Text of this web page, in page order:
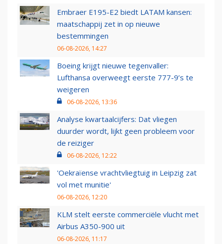
Embraer E195-E2 biedt LATAM kansen:
maatschappij zet in op nieuwe
bestemmingen
06-08-2026, 14:27
Boeing krijgt nieuwe tegenvaller:
Lufthansa overweegt eerste 777-9’s te
weigeren
06-08-2026, 13:36
Analyse kwartaalcijfers: Dat vliegen
duurder wordt, lijkt geen probleem voor
de reiziger
06-08-2026, 12:22
'Oekraïense vrachtvliegtuig in Leipzig zat
vol met munitie'
06-08-2026, 12:20
KLM stelt eerste commerciële vlucht met
Airbus A350-900 uit
06-08-2026, 11:17